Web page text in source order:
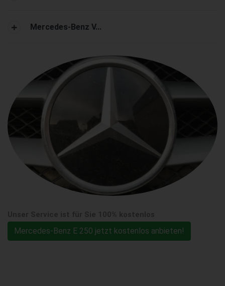
Mercedes-Benz V...
Mercedes-Benz E 250 jetzt kostenlos anbieten!